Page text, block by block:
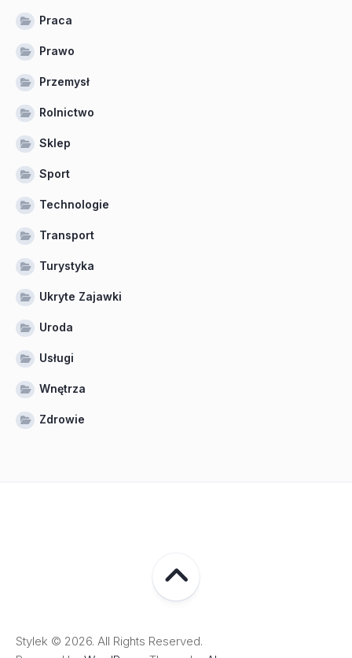
Praca
Prawo
Przemysł
Rolnictwo
Sklep
Sport
Technologie
Transport
Turystyka
Ukryte Zajawki
Uroda
Usługi
Wnętrza
Zdrowie
Stylek © 2026. All Rights Reserved.